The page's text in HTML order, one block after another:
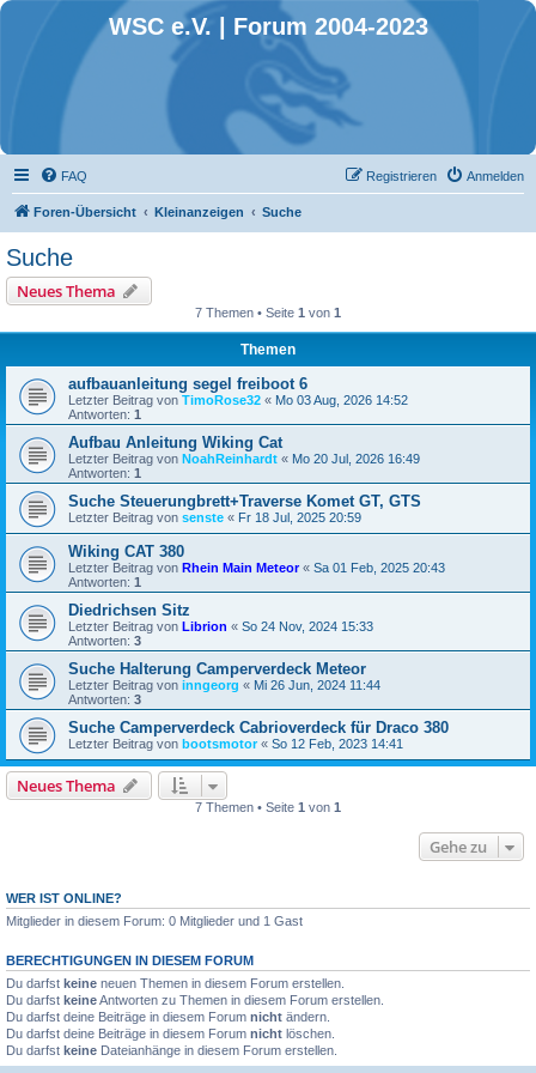
WSC e.V. | Forum 2004-2023
FAQ Anmelden
Registrieren
Foren-Übersicht Kleinanzeigen Suche
Suche
Neues Thema
7 Themen • Seite 1 von 1
Themen
aufbauanleitung segel freiboot 6
Letzter Beitrag von TimoRose32 « Mo 03 Aug, 2026 14:52
Antworten: 1
Aufbau Anleitung Wiking Cat
Letzter Beitrag von NoahReinhardt « Mo 20 Jul, 2026 16:49
Antworten: 1
Suche Steuerungbrett+Traverse Komet GT, GTS
Letzter Beitrag von senste « Fr 18 Jul, 2025 20:59
Wiking CAT 380
Letzter Beitrag von Rhein Main Meteor« Sa 01 Feb, 2025 20:43
Antworten: 1
Diedrichsen Sitz
Letzter Beitrag von Librion « So 24 Nov, 2024 15:33
Antworten: 3
Suche Halterung Camperverdeck Meteor
Letzter Beitrag von inngeorg « Mi 26 Jun, 2024 11:44
Antworten: 3
Suche Camperverdeck Cabrioverdeck für Draco 380
Letzter Beitrag von bootsmotor« So 12 Feb, 2023 14:41
Neues Thema
7 Themen • Seite 1 von 1
Gehe zu
WER IST ONLINE?
Mitglieder in diesem Forum: 0 Mitglieder und 1 Gast
BERECHTIGUNGEN IN DIESEM FORUM
Du darfst keine neuen Themen in diesem Forum erstellen.
Du darfst keineAntworten zu Themen in diesem Forum erstellen.
Du darfst deine Beiträge in diesem Forum nicht ändern.
Du darfst deine Beiträge in diesem Forum nicht löschen.
Du darfst keine Dateianhänge in diesem Forum erstellen.